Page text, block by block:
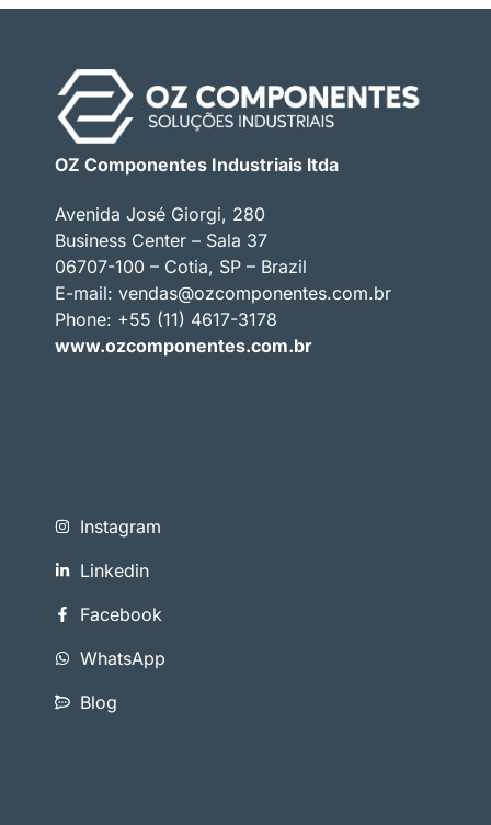
OZ Componentes Industriais ltda
Avenida José Giorgi, 280
Business Center – Sala 37
06707-100 – Cotia, SP – Brazil
E-mail: vendas@ozcomponentes.com.br
Phone: +55 (11) 4617-3178
www.ozcomponentes.com.br
Instagram
Linkedin
Facebook
WhatsApp
Blog